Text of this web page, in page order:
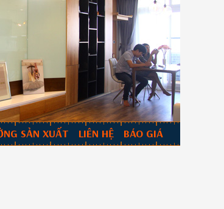
SẢN XUẤT LIÊN HỆ BÁO GIÁ